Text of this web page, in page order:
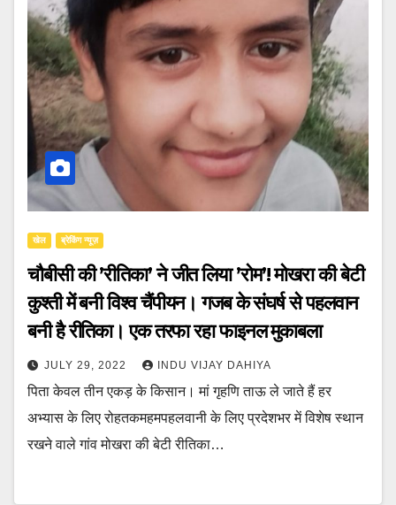
खेल ब्रेकिंग न्यूज़
चौबीसी की ’रीतिका’ ने जीत लिया ’रोम’! मोखरा की बेटी
कुश्ती में बनी विश्व चैंपीयन। गजब के संघर्ष से पहलवान
बनी है रीतिका। एक तरफा रहा फाइनल मुकाबला
JULY 29, 2022 INDU VIJAY DAHIYA
पिता केवल तीन एकड़ के किसान। मां गृहणि ताऊ ले जाते हैं हर
अभ्यास के लिए रोहतकमहमपहलवानी के लिए प्रदेशभर में विशेष स्थान
रखने वाले गांव मोखरा की बेटी रीतिका…